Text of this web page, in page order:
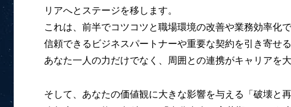
リアへとステージを移します。
これは、前半でコツコツと職場環境の改善や業務効率化
信頼できるビジネスパートナーや重要な契約を引き寄せ
あなた一人の力だけでなく、周囲との連携がキャリアを
そして、あなたの価値観に大きな影響を与える「破壊と